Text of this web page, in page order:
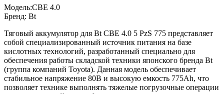
Модель:CBE 4.0
Бренд: Bt
Тяговый аккумулятор для Bt CBE 4.0 5 PzS 775 представляет
собой специализированный источник питания на базе
кислотных технологий, разработанный специально для
обеспечения работы складской техники японского бренда Bt
(группа компаний Toyota). Данная модель обеспечивает
стабильное напряжение 80В и высокую емкость 775Ah, что
позволяет технике выполнять тяжелые погрузочные операции